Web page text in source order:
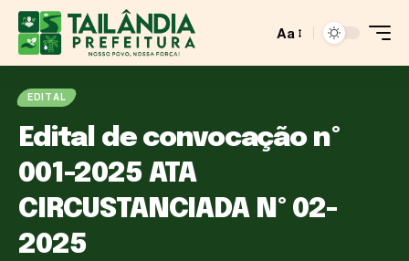
Aa
EDITAL
Edital de convocação nº
001-2025 ATA
CIRCUSTANCIADA Nº 02-
2025